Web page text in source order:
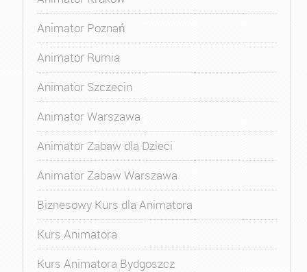
Animator Poznań
Animator Rumia
Animator Szczecin
Animator Warszawa
Animator Zabaw dla Dzieci
Animator Zabaw Warszawa
Biznesowy Kurs dla Animatora
Kurs Animatora
Kurs Animatora Bydgoszcz